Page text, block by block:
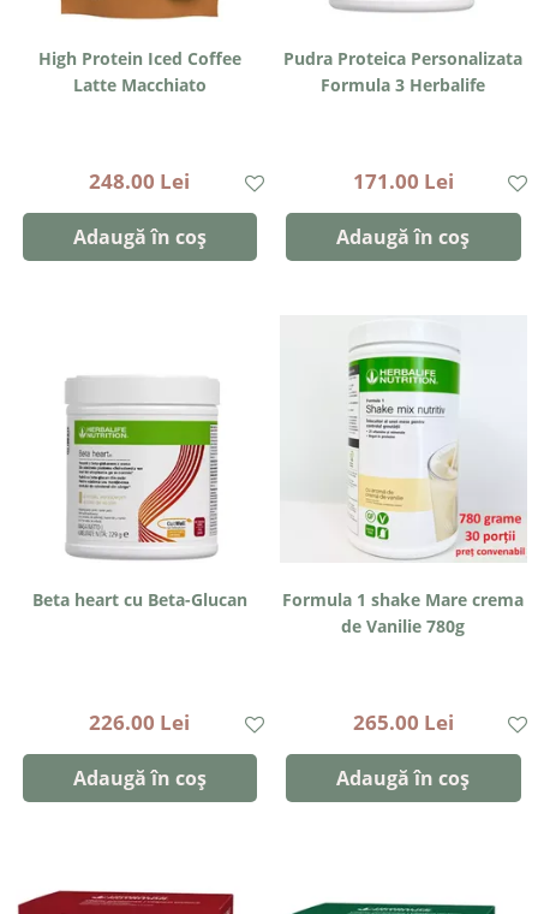
High Protein Iced Coffee
Latte Macchiato
248.00 Lei
Adaugă în coș
Pudra Proteica Personalizata
Formula 3 Herbalife
171.00 Lei
Adaugă în coș
Beta heart cu Beta-Glucan
226.00 Lei
Adaugă în coș
Formula 1 shake Mare crema
de Vanilie 780g
265.00 Lei
Adaugă în coș